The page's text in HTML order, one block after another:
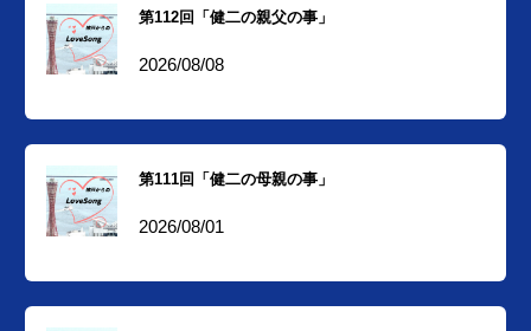
第112回「健二の親父の事」
2026/08/08
第111回「健二の母親の事」
2026/08/01